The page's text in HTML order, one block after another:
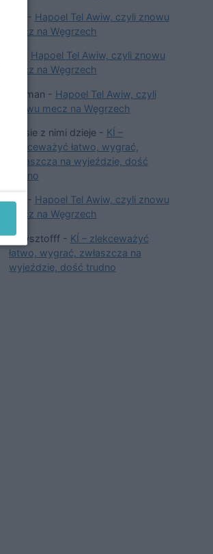
- Hapoel Tel Awiw, czyli znowu
mecz na Węgrzech
Hapoel Tel Awiw, czyli znowu
mecz na Węgrzech
Hetman - Hapoel Tel Awiw, czyli
znowu mecz na Węgrzech
Co sie z nimi dzieje- KÍ –
zlekceważyć łatwo, wygrać,
zwłaszcza na wyjeździe, dość
trudno
dfg - Hapoel Tel Awiw, czyli znowu
mecz na Węgrzech
Krzysztofff- KÍ – zlekceważyć
łatwo, wygrać, zwłaszcza na
wyjeździe, dość trudno